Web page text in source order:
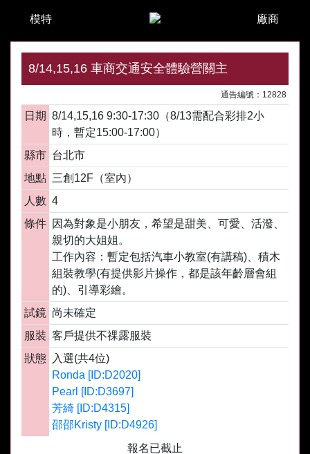
模特 廠商
8/14,15,16 車商交通安全體驗營關主
通告編號：12828
日期 8/14,15,16 9:30-17:30（8/13需配合彩排2小
時，暫定15:00-17:00）
縣市 台北市
地點 三創12F（室內）
人數 4
條件 因為對象是小朋友，希望是甜美、可愛、活潑、
親切的大姐姐。
工作內容：暫定包括汽車小教室(有講稿)、積木
組裝教學(有提供影片操作，都是該年齡層會組
的)、引導彩繪。
試鏡 尚未確定
服裝 客戶提供不祼露服裝
狀態
入選(共4位)
Ronda [ID:D2020]
Pearl [ID:D3697]
芳綺 [ID:D4315]
邵邵Kristy [ID:D4926]
報名已截止